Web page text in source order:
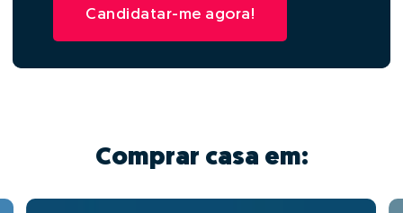
Candidatar-me agora!
Comprar casa em: